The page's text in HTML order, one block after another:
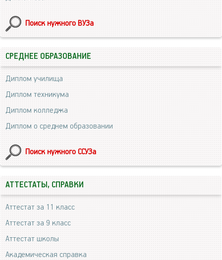
Поиск нужного ВУЗа
СРЕДНЕЕ ОБРАЗОВАНИЕ
Диплом училища
Диплом техникума
Диплом колледжа
Диплом о среднем образовании
Поиск нужного ССУЗа
АТТЕСТАТЫ, СПРАВКИ
Аттестат за 11 класс
Аттестат за 9 класс
Аттестат школы
Академическая справка